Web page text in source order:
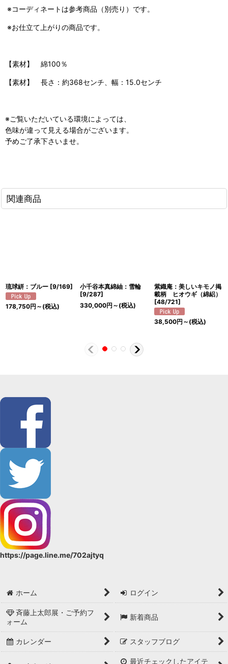
※コーディネートは参考商品（別売り）です。
※お仕立て上がりの商品です。
【素材】 綿100％
【素材】 長さ：約368センチ、幅：15.0センチ
※ご覧いただいている環境によっては、
色味が違って見える場合がございます。
予めご了承下さいませ。
関連商品
琉球絣：ブルー [9/169]
178,750円 ～ (税込)
小千谷本真綿紬：雪輪
[9/287]
330,000円 ～ (税込)
紫織庵：美しいキモノ掲
載柄 ヒオウギ（綿絽）
[48/721]
38,500円 ～ (税込)
https://page.line.me/702ajtyq
ホーム ログイン
斉藤上太郎展・ご予約フ
ォーム
新着商品
カレンダー スタッフブログ
最近チェックしたアイテ